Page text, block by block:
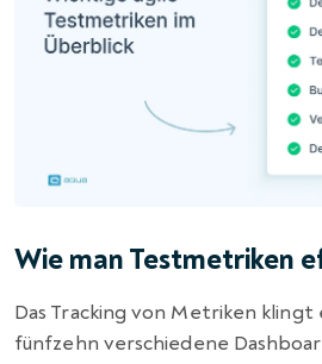
Wie man Testmetriken
Das Tracking von Metriken klingt
fünfzehn verschiedene